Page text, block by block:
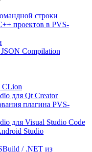
строки
проектов в PVS-
Compilation
CLion
для Qt Creator
плагина PVS-
для Visual Studio Code
Studio
/ .NET из